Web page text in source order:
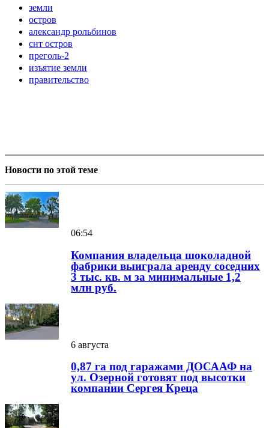
земли
остров
александр рольбинов
снт остров
преголь-2
изъятие земли
правительство
Новости по этой теме
06:54
Компания владельца шоколадной
фабрики выиграла аренду соседних
3 тыс. кв. м за минимальные 1,2
млн руб.
6 августа
0,87 га под гаражами ДОСААФ на
ул. Озерной готовят под высотки
компании Сергея Креца